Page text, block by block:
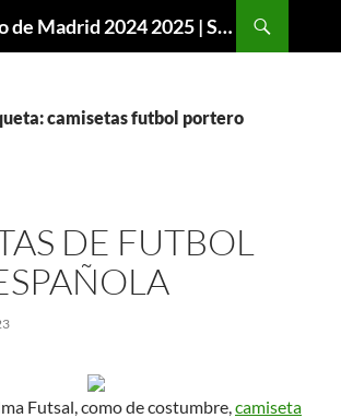
Chandal Atletico de Madrid 2024 2025 | SuperVigo
camisetas futbol portero
DE FUTBOL
Futsal, como de costumbre,camiseta